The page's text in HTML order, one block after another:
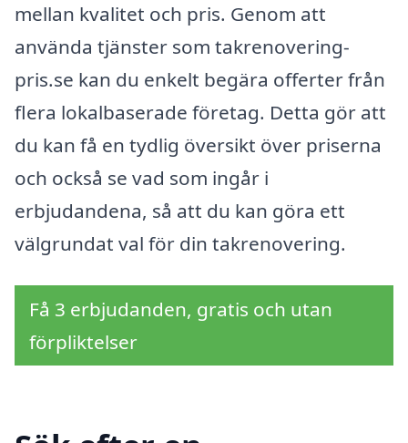
mellan kvalitet och pris. Genom att
använda tjänster som takrenovering-
pris.se kan du enkelt begära offerter från
flera lokalbaserade företag. Detta gör att
du kan få en tydlig översikt över priserna
och också se vad som ingår i
erbjudandena, så att du kan göra ett
välgrundat val för din takrenovering.
Få 3 erbjudanden, gratis och utan
förpliktelser